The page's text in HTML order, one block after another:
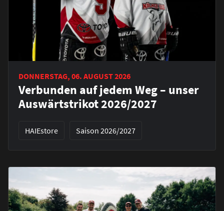
DONNERSTAG, 06. AUGUST 2026
Verbunden auf jedem Weg – unser
Auswärtstrikot 2026/2027
HAIEstore Saison 2026/2027